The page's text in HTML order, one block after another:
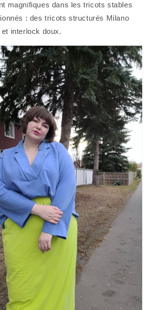
magnifiques dans les tricots stables
: des tricots structurés Milano
interlock doux.